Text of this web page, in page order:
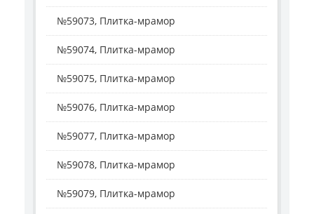
№59073, Плитка-мрамор
№59074, Плитка-мрамор
№59075, Плитка-мрамор
№59076, Плитка-мрамор
№59077, Плитка-мрамор
№59078, Плитка-мрамор
№59079, Плитка-мрамор